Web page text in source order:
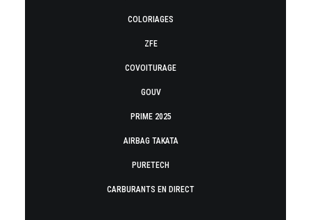
COLORIAGES
ZFE
COVOITURAGE
GOUV
PRIME 2025
AIRBAG TAKATA
PURETECH
CARBURANTS EN DIRECT